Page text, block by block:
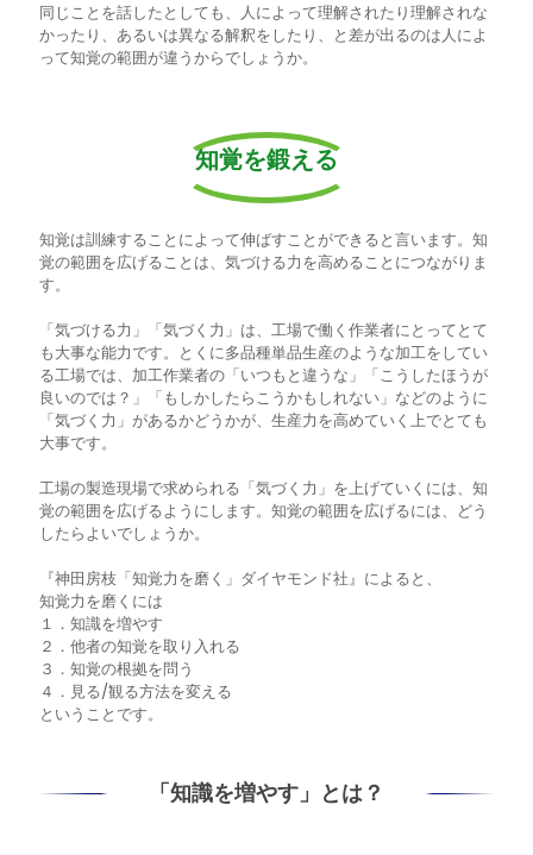
同じことを話したとしても、人によって理解されたり理解されな
かったり、あるいは異なる解釈をしたり、と差が出るのは人によ
って知覚の範囲が違うからでしょうか。
知覚を鍛える
知覚は訓練することによって伸ばすことができると言います。知
覚の範囲を広げることは、気づける力を高めることにつながりま
す。
「気づける力」「気づく力」は、工場で働く作業者にとってとて
も大事な能力です。とくに多品種単品生産のような加工をしてい
る工場では、加工作業者の「いつもと違うな」「こうしたほうが
良いのでは？」「もしかしたらこうかもしれない」などのように
「気づく力」があるかどうかが、生産力を高めていく上でとても
大事です。
工場の製造現場で求められる「気づく力」を上げていくには、知
覚の範囲を広げるようにします。知覚の範囲を広げるには、どう
したらよいでしょうか。
『神田房枝「知覚力を磨く」ダイヤモンド社』によると、
知覚力を磨くには
１．知識を増やす
２．他者の知覚を取り入れる
３．知覚の根拠を問う
４．見る/観る方法を変える
ということです。
「知識を増やす」とは？